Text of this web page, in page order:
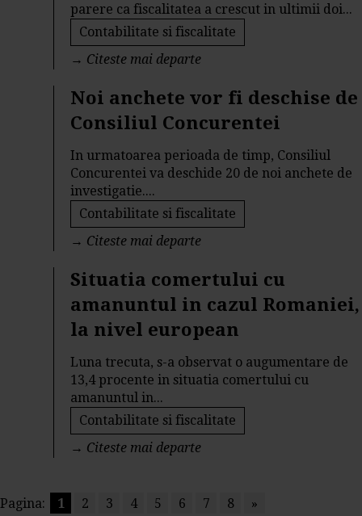
parere ca fiscalitatea a crescut in ultimii doi...
Contabilitate si fiscalitate
→ Citeste mai departe
Noi anchete vor fi deschise de
Consiliul Concurentei
In urmatoarea perioada de timp, Consiliul
Concurentei va deschide 20 de noi anchete de
investigatie....
Contabilitate si fiscalitate
→ Citeste mai departe
Situatia comertului cu
amanuntul in cazul Romaniei,
la nivel european
Luna trecuta, s-a observat o augumentare de
13,4 procente in situatia comertului cu
amanuntul in...
Contabilitate si fiscalitate
→ Citeste mai departe
Pagina: 1 2 3 4 5 6 7 8 »